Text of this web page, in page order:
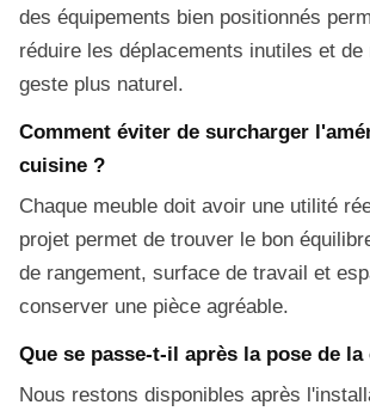
des équipements bien positionnés
réduire les déplacements inutiles et de
geste plus naturel.
Comment éviter de surcharger
cuisine ?
Chaque meuble doit avoir une utilité
projet permet de trouver le bon
de rangement, surface de travail et
conserver une pièce agréable.
Que se passe-t-il après la pose de
Nous restons disponibles après